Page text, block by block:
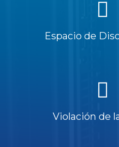
Espacio de
Violación de